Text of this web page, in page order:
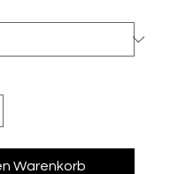
Warenkorb